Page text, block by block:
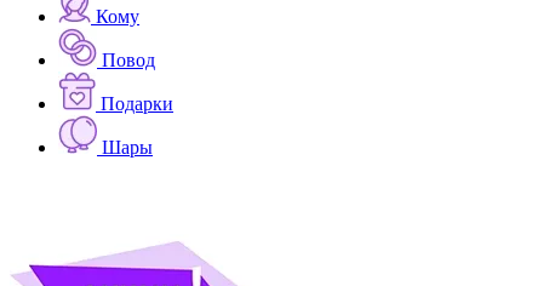
Кому
Повод
Подарки
Шары